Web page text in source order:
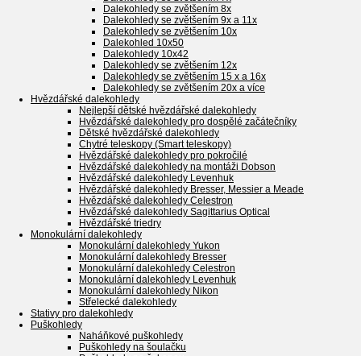
Dalekohledy se zvětšením 8x
Dalekohledy se zvětšením 9x a 11x
Dalekohledy se zvětšením 10x
Dalekohled 10x50
Dalekohledy 10x42
Dalekohledy se zvětšením 12x
Dalekohledy se zvětšením 15 x a 16x
Dalekohledy se zvětšením 20x a více
Hvězdářské dalekohledy
Nejlepší dětské hvězdářské dalekohledy
Hvězdářské dalekohledy pro dospělé začátečníky
Dětské hvězdářské dalekohledy
Chytré teleskopy (Smart teleskopy)
Hvězdářské dalekohledy pro pokročilé
Hvězdářské dalekohledy na montáži Dobson
Hvězdářské dalekohledy Levenhuk
Hvězdářské dalekohledy Bresser, Messier a Meade
Hvězdářské dalekohledy Celestron
Hvězdářské dalekohledy Sagittarius Optical
Hvězdářské triedry
Monokulární dalekohledy
Monokulární dalekohledy Yukon
Monokulární dalekohledy Bresser
Monokulární dalekohledy Celestron
Monokulární dalekohledy Levenhuk
Monokulární dalekohledy Nikon
Střelecké dalekohledy
Stativy pro dalekohledy
Puškohledy
Naháňkové puškohledy
Puškohledy na šoulačku